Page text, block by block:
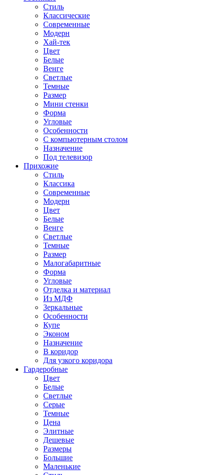
Стиль
Классические
Современные
Модерн
Хай-тек
Цвет
Белые
Венге
Светлые
Темные
Размер
Мини стенки
Форма
Угловые
Особенности
С компьютерным столом
Назначение
Под телевизор
Прихожие
Стиль
Классика
Современные
Модерн
Цвет
Белые
Венге
Светлые
Темные
Размер
Малогабаритные
Форма
Угловые
Отделка и материал
Из МДФ
Зеркальные
Особенности
Купе
Эконом
Назначение
В коридор
Для узкого коридора
Гардеробные
Цвет
Белые
Светлые
Серые
Темные
Цена
Элитные
Дешевые
Размеры
Большие
Маленькие